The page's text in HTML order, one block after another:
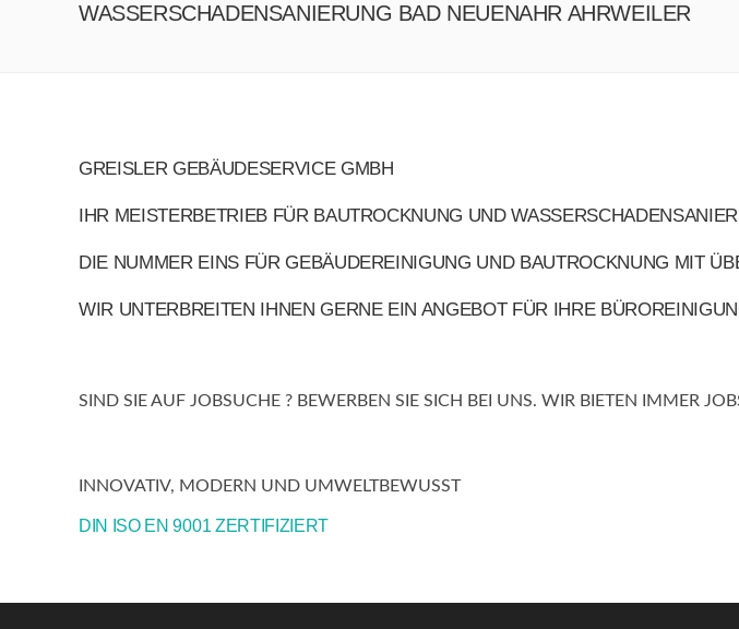
WASSERSCHADENSANIERUNG BAD NEUENAHR AHRWEILER
GREISLER GEBÄUDESERVICE GMBH
IHR MEISTERBETRIEB FÜR BAUTROCKNUNG UND
DIE NUMMER EINS FÜR GEBÄUDEREINIGUNG UND BAUTROCKNUNG MIT
WIR UNTERBREITEN IHNEN GERNE EIN ANGEBOT FÜR IHRE
SIND SIE AUF JOBSUCHE ? BEWERBEN SIE SICH BEI UNS. WIR BIETEN IMMER
INNOVATIV, MODERN UND UMWELTBEWUSST
DIN ISO EN 9001 ZERTIFIZIERT